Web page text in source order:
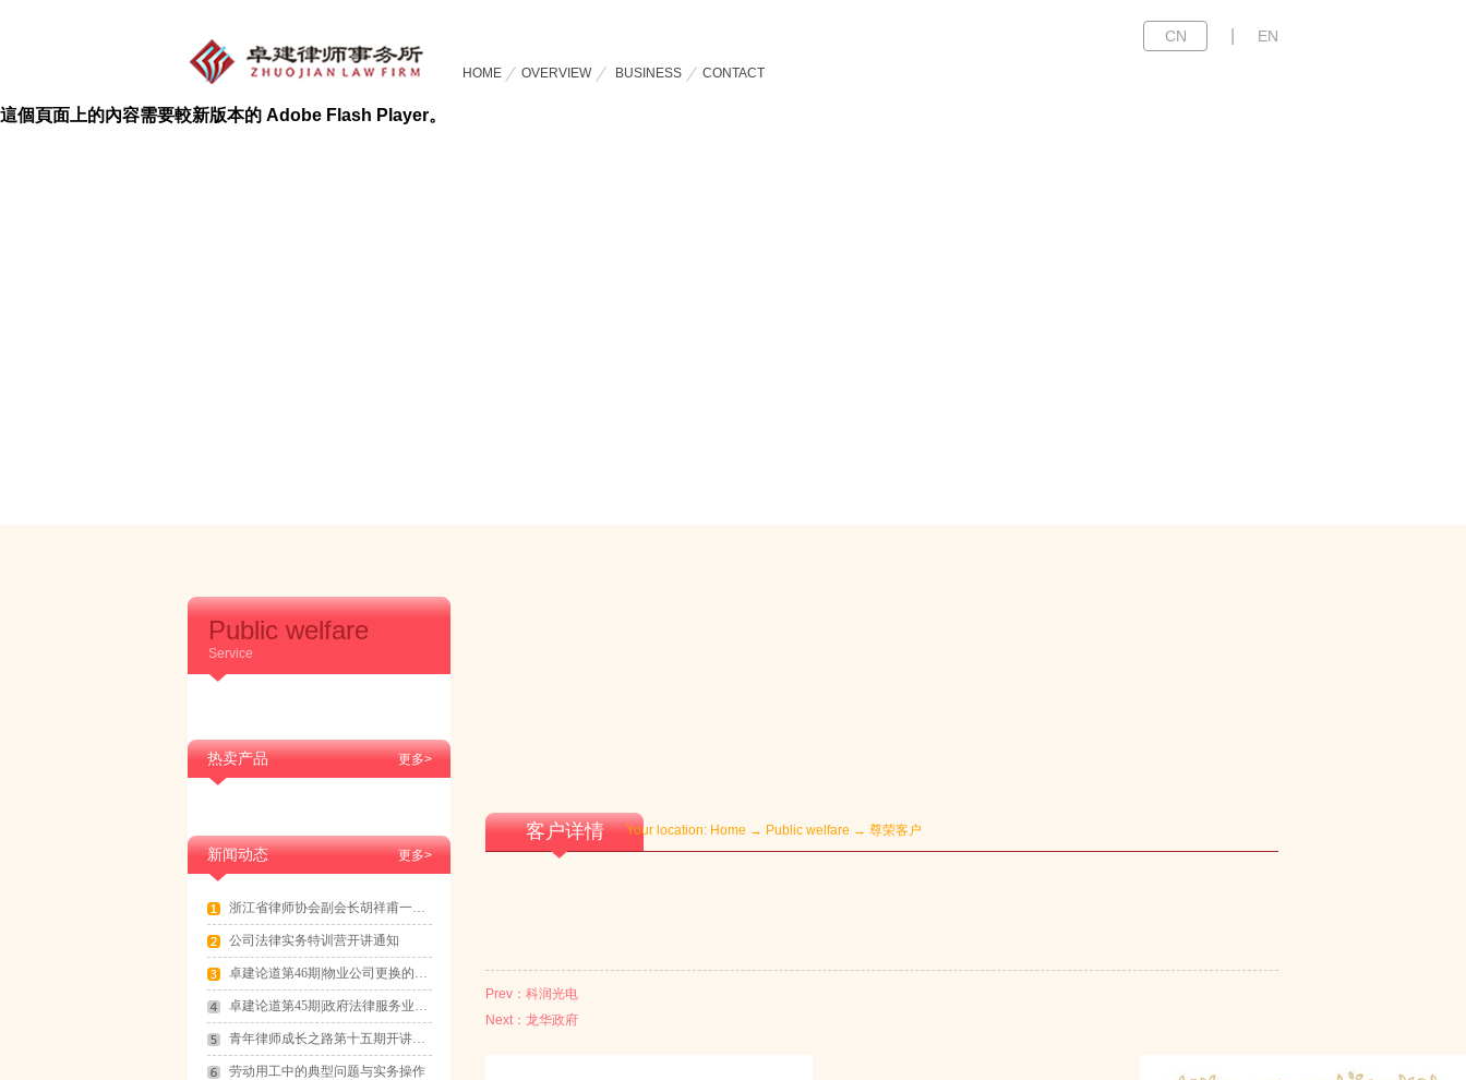
CN EN
HOME OVERVIEW BUSINESS CONTACT
這個頁面上的內容需要較新版本的 Adobe Flash Player。
Public welfare
Service
热卖产品 更多>
新闻动态 更多>
浙江省律师协会副会长胡祥甫一行到访卓建交流
公司法律实务特训营开讲通知
卓建论道第46期|物业公司更换的法律实务
卓建论道第45期|政府法律服务业务拓展
青年律师成长之路第十五期开讲通知
劳动用工中的典型问题与实务操作
客户详情 Your location: Home → Public welfare → 尊荣客户
Prev： 科润光电
Next： 龙华政府